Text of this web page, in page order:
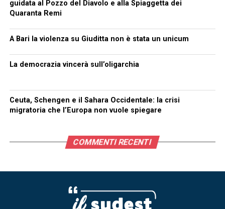
guidata al Pozzo del Diavolo e alla Spiaggetta dei
Quaranta Remi
A Bari la violenza su Giuditta non è stata un unicum
La democrazia vincerà sull’oligarchia
Ceuta, Schengen e il Sahara Occidentale: la crisi
migratoria che l’Europa non vuole spiegare
COMMENTI RECENTI